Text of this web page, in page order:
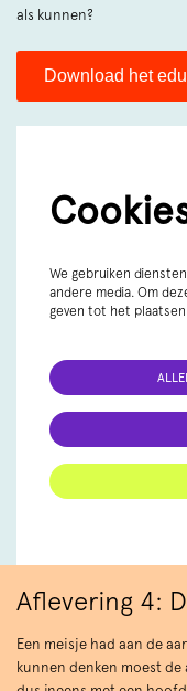
als kunnen?
Download het
We gebruiken
andere media. Om
geven tot het plaatsen
Aflevering 4:
Een meisje had aan de
kunnen denken moest